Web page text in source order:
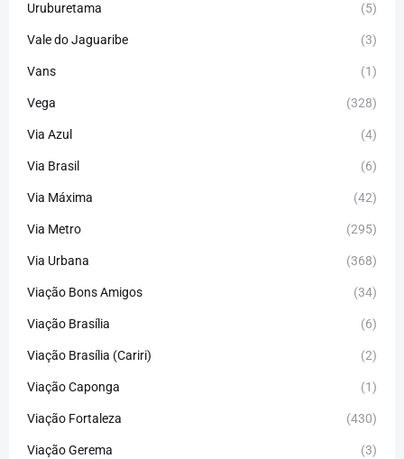
Uruburetama (5)
Vale do Jaguaribe (3)
Vans (1)
Vega (328)
Via Azul (4)
Via Brasil (6)
Via Máxima (42)
Via Metro (295)
Via Urbana (368)
Viação Bons Amigos (34)
Viação Brasília (6)
Viação Brasília (Cariri) (2)
Viação Caponga (1)
Viação Fortaleza (430)
Viação Gerema (3)